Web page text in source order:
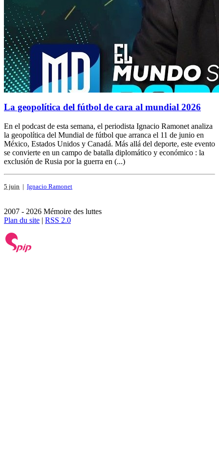
La geopolítica del fútbol de cara al mundial 2026
En el podcast de esta semana, el periodista Ignacio Ramonet analiza
la geopolítica del Mundial de fútbol que arranca el 11 de junio en
México, Estados Unidos y Canadá. Más allá del deporte, este evento
se convierte en un campo de batalla diplomático y económico : la
exclusión de Rusia por la guerra en (...)
5 juin | Ignacio Ramonet
2007 - 2026 Mémoire des luttes
Plan du site | RSS 2.0